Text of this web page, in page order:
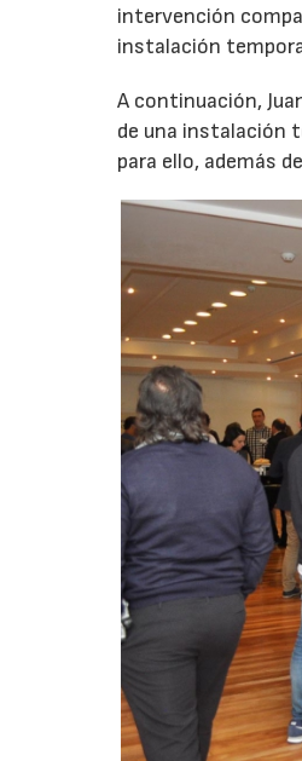
intervención
instalación
A continuación,
de una instalación
para ello, además